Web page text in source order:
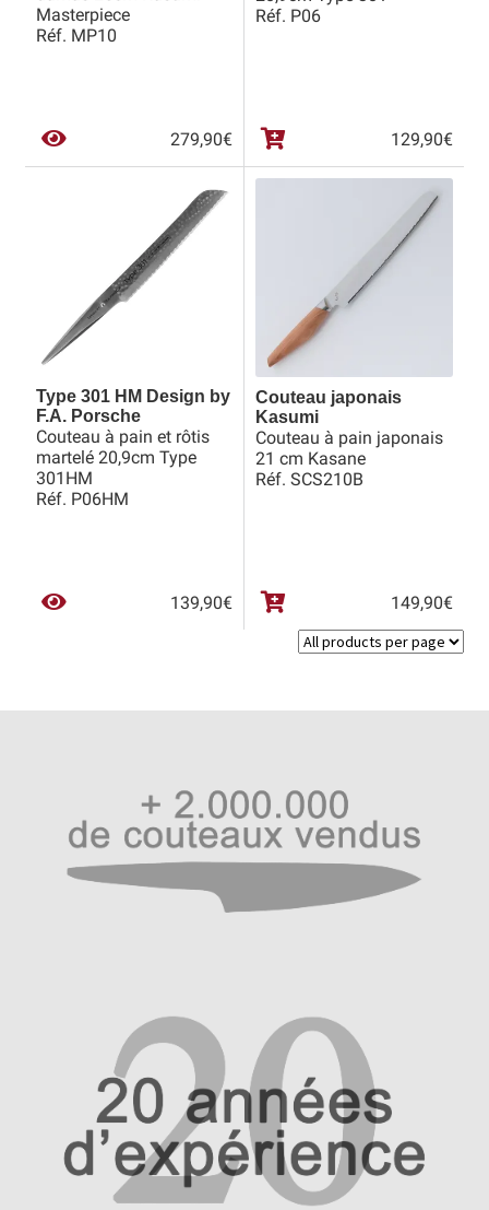
Masterpiece
Réf. MP10
279,90€
Réf. P06
129,90€
Type 301 HM Design by
F.A. Porsche
Couteau à pain et rôtis
martelé 20,9cm Type
301HM
Réf. P06HM
139,90€
Couteau japonais
Kasumi
Couteau à pain japonais
21 cm Kasane
Réf. SCS210B
149,90€